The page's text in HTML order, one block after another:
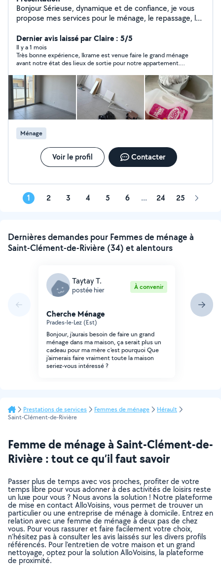
Bonjour Sérieuse, dynamique et de confiance, je vous
propose mes services pour le ménage, le repassage, le
montage de meubles et les petits travaux de peinture.
Je travaille avec soin et bonne humeur pour vous
faciliter le quotidien. N'hésitez pas à me contacter !
Dernier avis laissé par Claire : 5/5
Il y a 1 mois
Très bonne expérience, Ikrame est venue faire le grand ménage
avant notre état des lieux de sortie pour notre appartement.
beaucoup !
Ménage
Voir le profil Contacter
1 2 3 4 5 6 ... 24 25 Page
Dernières demandes pour Femmes de ménage à
Saint-Clément-de-Rivière (34) et alentours
Taytay T.
postée hier À convenir
Cherche Ménage
Prades-le-Lez (Est)
Bonjour, j'aurais besoin de faire un grand
ménage dans ma maison, ça serait plus un
cadeau pour ma mère c'est pourquoi Que
j'aimerais faire vraiment toute la maison
seriez-vous intéressé ?
Prestations de services Femmes de ménage
Hérault
Saint-Clément-de-Rivière
Femme de ménage à Saint-Clément-de-
Rivière : tout ce qu’il faut savoir
Passer plus de temps avec vos proches, profiter de votre
temps libre pour vous adonner à des activités de loisirs reste
un luxe pour vous ? Nous avons la solution ! Notre plateforme
de mise en contact AlloVoisins, vous permet de trouver un
particulier ou une entreprise de ménage à domicile. Entrez en
relation avec une femme de ménage à deux pas de chez
vous. Pour vous rassurer et faire facilement votre choix,
n’hésitez pas à consulter les avis laissés sur les divers profils
référencés. Pour l’entretien de votre maison et un grand
nettoyage, optez pour la solution AlloVoisins, la plateforme
de proximité.